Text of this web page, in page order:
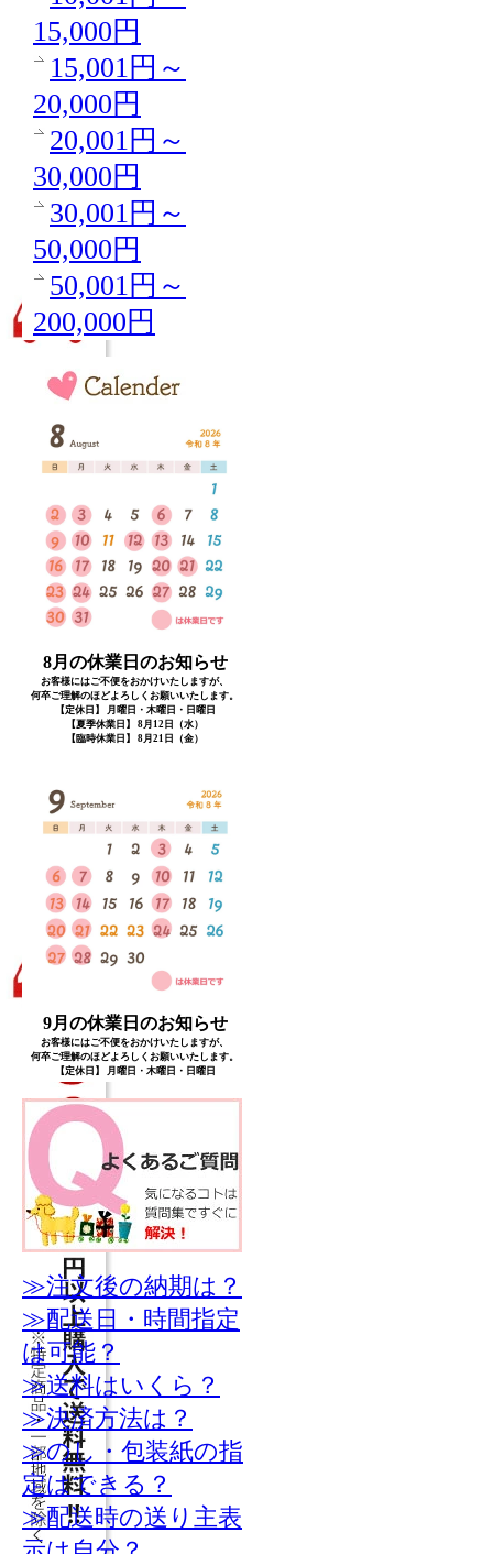
15,000円
15,001円～
20,000円
20,001円～
30,000円
30,001円～
50,000円
50,001円～
200,000円
8月の休業日のお知らせ
お客様にはご不便をおかけいたしますが、
何卒ご理解のほどよろしくお願いいたします。
【定休日】 月曜日・木曜日・日曜日
【夏季休業日】 8月12日（水）
【臨時休業日】 8月21日（金）
9月の休業日のお知らせ
お客様にはご不便をおかけいたしますが、
何卒ご理解のほどよろしくお願いいたします。
【定休日】 月曜日・木曜日・日曜日
≫注文後の納期は？
≫配送日・時間指定
は可能？
≫送料はいくら？
≫決済方法は？
≫のし・包装紙の指
定はできる？
≫配送時の送り主表